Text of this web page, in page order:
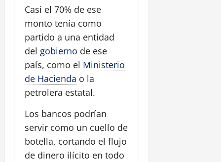
Casi el 70% de ese
monto tenía como
partido a una entidad
del gobierno de ese
país, como el Ministerio
de Hacienda o la
petrolera estatal.
Los bancos podrían
servir como un cuello de
botella, cortando el flujo
de dinero ilícito en todo